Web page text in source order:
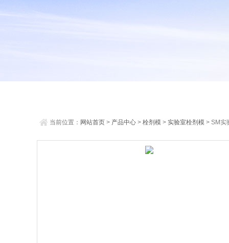
当前位置： 网站首页 > 产品中心 > 栓剂模 > 实验室栓剂模 > SM实